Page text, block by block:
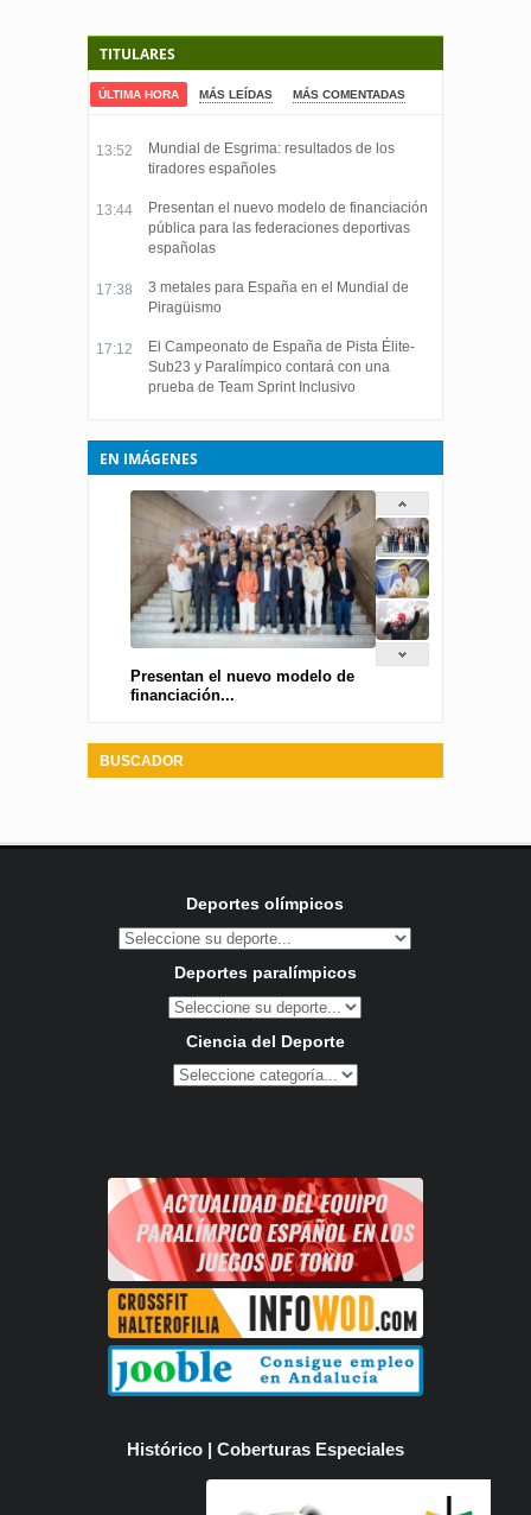
TITULARES
ÚLTIMA HORA MÁS LEÍDAS MÁS COMENTADAS
13:52
Mundial de Esgrima: resultados de los
tiradores españoles
13:44
Presentan el nuevo modelo de financiación
pública para las federaciones deportivas
españolas
17:38
3 metales para España en el Mundial de
Piragüismo
17:12
El Campeonato de España de Pista Élite-
Sub23 y Paralímpico contará con una
prueba de Team Sprint Inclusivo
EN IMÁGENES
Presentan el nuevo modelo de
financiación...
BUSCADOR
Deportes olímpicos
Deportes paralímpicos
Ciencia del Deporte
Histórico | Coberturas Especiales